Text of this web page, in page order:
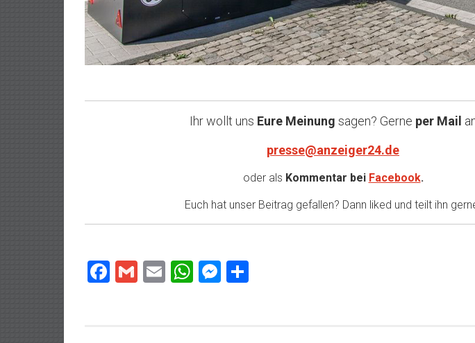
Ihr wollt uns Eure Meinung sagen? Gerne per Mail
presse@anzeiger24.de
oder als Kommentar bei Facebook.
Euch hat unser Beitrag gefallen? Dann liked und teilt ihn
Facebook
GmailEmailWhatsApp
Messenger